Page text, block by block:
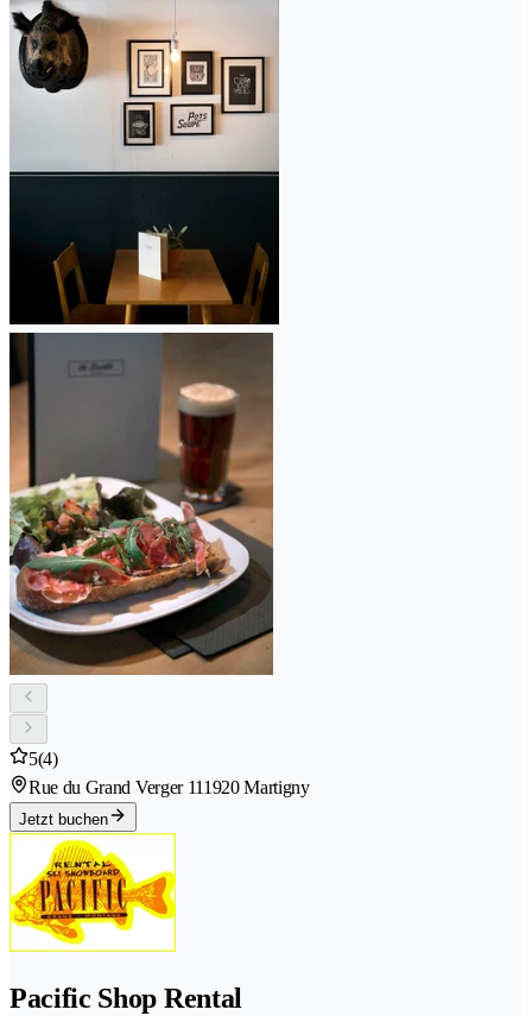
5(4)
Rue du Grand Verger 111920 Martigny
Jetzt buchen
Pacific Shop Rental